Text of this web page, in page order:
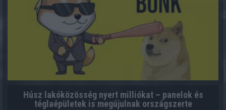
Húsz lakóközösség nyert milliókat – panelok és
téglaépületek is megújulnak országszerte